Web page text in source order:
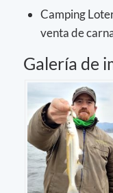
Camping
venta de
Galería de